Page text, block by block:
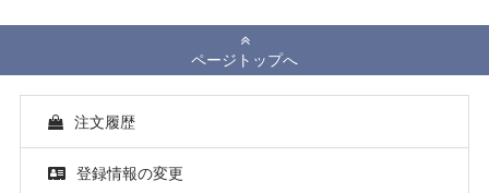
ページトップへ
注文履歴
登録情報の変更